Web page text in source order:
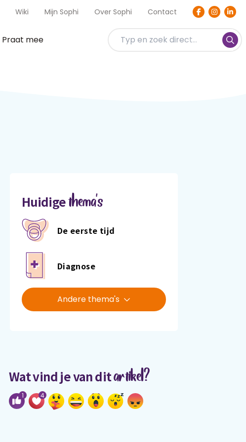
Wiki Mijn Sophi Over Sophi Contact
Praat mee
Huidigethema's
De eerste tijd
Diagnose
Andere thema's
Wat vind je van ditartikel?
1 4